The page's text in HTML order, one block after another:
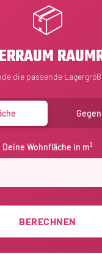
📦
die passende
Deine Wohnfläche in m²
BERECHNEN